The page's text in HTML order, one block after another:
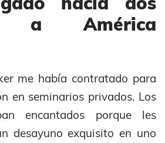
a América
me había contratado para
en seminarios privados. Los
encantados porque les
desayuno exquisito en uno